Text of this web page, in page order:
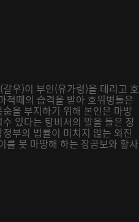
우)이 부인(유가령)을 데리고 호
적떼의 습격을 받아 호위병들은
을 부지하기 위해 본인은 마방
있다는 탕비서의 말을 들은 장
부의 법률이 미치지 않는 외진
를 못 마땅해 하는 장곰보와 황사